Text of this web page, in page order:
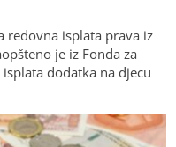
redovna isplata prava iz
je iz Fonda za
dodatka na djecu